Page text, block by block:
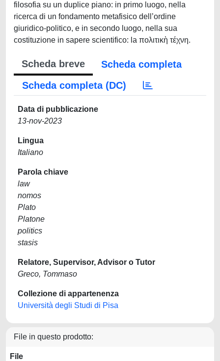
filosofia su un duplice piano: in primo luogo, nella
ricerca di un fondamento metafisico dell’ordine
giuridico-politico, e in secondo luogo, nella sua
costituzione in sapere scientifico: la πολιτικὴ τέχνη.
Scheda breve
Scheda completa
Scheda completa (DC)
Data di pubblicazione
13-nov-2023
Lingua
Italiano
Parola chiave
law
nomos
Plato
Platone
politics
stasis
Relatore, Supervisor, Advisor o Tutor
Greco, Tommaso
Collezione di appartenenza
Università degli Studi di Pisa
File in questo prodotto:
File